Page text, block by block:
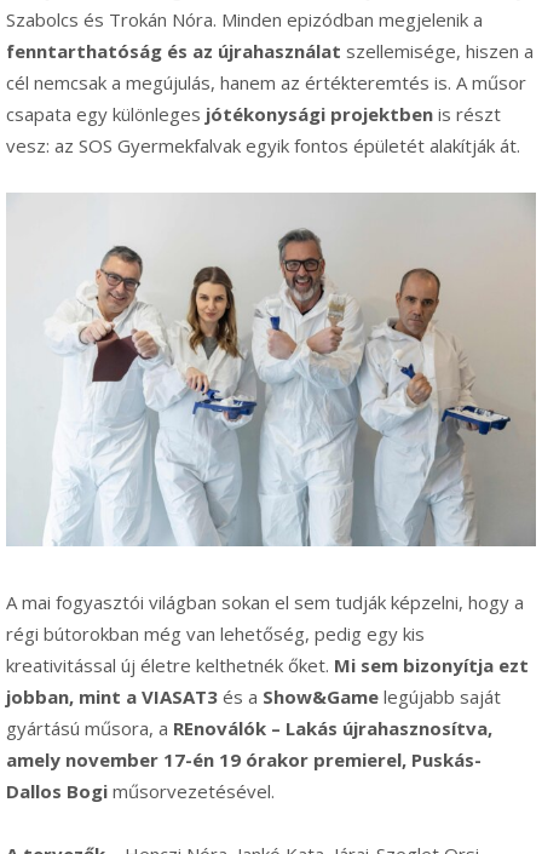
Szabolcs és Trokán Nóra. Minden epizódban megjelenik a
fenntarthatóság és az újrahasználat szellemisége, hiszen a
cél nemcsak a megújulás, hanem az értékteremtés is. A műsor
csapata egy különleges jótékonysági projektben is részt
vesz: az SOS Gyermekfalvak egyik fontos épületét alakítják át.
A mai fogyasztói világban sokan el sem tudják képzelni, hogy a
régi bútorokban még van lehetőség, pedig egy kis
kreativitással új életre kelthetnék őket. Mi sem bizonyítja ezt
jobban, mint a VIASAT3 és a Show&Game legújabb saját
gyártású műsora, a REnoválók – Lakás újrahasznosítva,
amely november 17-én 19 órakor premierel, Puskás-
Dallos Bogi műsorvezetésével.